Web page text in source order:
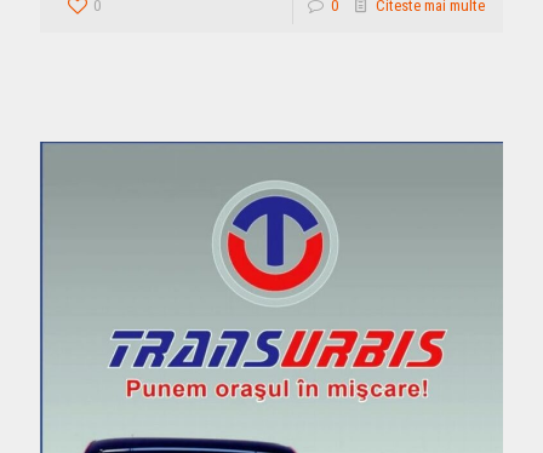
0 0 Citeste mai multe